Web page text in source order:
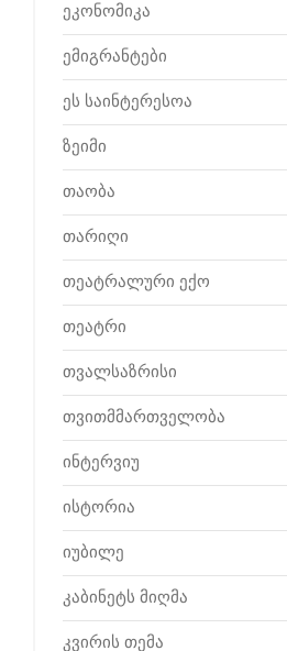
ეკონომიკა
ემიგრანტები
ეს საინტერესოა
ზეიმი
თაობა
თარიღი
თეატრალური ექო
თეატრი
თვალსაზრისი
თვითმმართველობა
ინტერვიუ
ისტორია
იუბილე
კაბინეტს მიღმა
კვირის თემა